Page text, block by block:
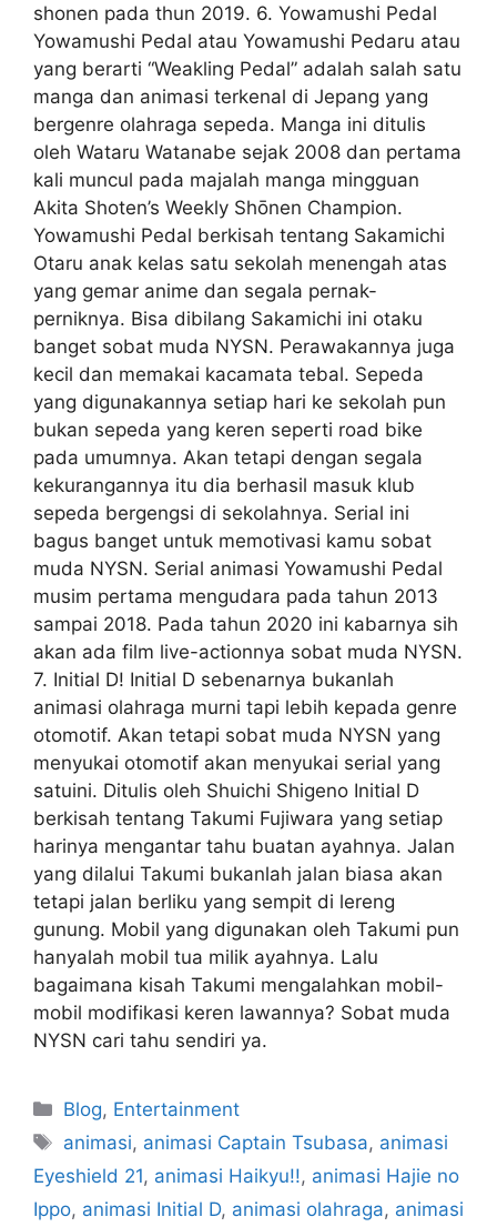
shonen pada thun 2019. 6. Yowamushi Pedal
Yowamushi Pedal atau Yowamushi Pedaru atau
yang berarti “Weakling Pedal” adalah salah satu
manga dan animasi terkenal di Jepang yang
bergenre olahraga sepeda. Manga ini ditulis
oleh Wataru Watanabe sejak 2008 dan pertama
kali muncul pada majalah manga mingguan
Akita Shoten’s Weekly Shōnen Champion.
Yowamushi Pedal berkisah tentang Sakamichi
Otaru anak kelas satu sekolah menengah atas
yang gemar anime dan segala pernak-
perniknya. Bisa dibilang Sakamichi ini otaku
banget sobat muda NYSN. Perawakannya juga
kecil dan memakai kacamata tebal. Sepeda
yang digunakannya setiap hari ke sekolah pun
bukan sepeda yang keren seperti road bike
pada umumnya. Akan tetapi dengan segala
kekurangannya itu dia berhasil masuk klub
sepeda bergengsi di sekolahnya. Serial ini
bagus banget untuk memotivasi kamu sobat
muda NYSN. Serial animasi Yowamushi Pedal
musim pertama mengudara pada tahun 2013
sampai 2018. Pada tahun 2020 ini kabarnya sih
akan ada film live-actionnya sobat muda NYSN.
7. Initial D! Initial D sebenarnya bukanlah
animasi olahraga murni tapi lebih kepada genre
otomotif. Akan tetapi sobat muda NYSN yang
menyukai otomotif akan menyukai serial yang
satuini. Ditulis oleh Shuichi Shigeno Initial D
berkisah tentang Takumi Fujiwara yang setiap
harinya mengantar tahu buatan ayahnya. Jalan
yang dilalui Takumi bukanlah jalan biasa akan
tetapi jalan berliku yang sempit di lereng
gunung. Mobil yang digunakan oleh Takumi pun
hanyalah mobil tua milik ayahnya. Lalu
bagaimana kisah Takumi mengalahkan mobil-
mobil modifikasi keren lawannya? Sobat muda
NYSN cari tahu sendiri ya.
Blog, Entertainment
animasi, animasi Captain Tsubasa, animasi
Eyeshield 21, animasi Haikyu!!, animasi Hajie no
Ippo, animasi Initial D, animasi olahraga, animasi